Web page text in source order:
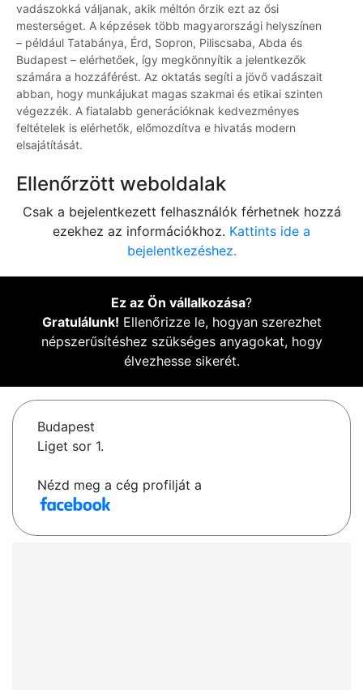
vadászokká váljanak, akik méltón őrzik ezt az ősi
mesterséget. A képzések több magyarországi helyszínen
– például Tatabánya, Érd, Sopron, Piliscsaba, Abda és
Budapest – elérhetőek, így megkönnyítik a jelentkezők
számára a hozzáférést. Az oktatás segíti a jövő vadászait
abban, hogy munkájukat magas szakmai és etikai szinten
végezzék. A fiatalabb generációknak kedvezményes
feltételek is elérhetők, előmozdítva e hivatás modern
elsajátítását.
Ellenőrzött weboldalak
Csak a bejelentkezett felhasználók férhetnek hozzá
ezekhez az információkhoz. Kattints ide a
bejelentkezéshez.
Ez az Ön vállalkozása?
Gratulálunk! Ellenőrizze le, hogyan szerezhet
népszerűsítéshez szükséges anyagokat, hogy
élvezhesse sikerét.
Budapest
Liget sor 1.
Nézd meg a cég profilját a